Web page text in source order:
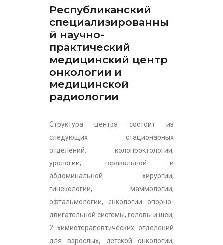
Республиканский
специализированны
й научно-
практический
медицинский центр
онкологии и
медицинской
радиологии
Структура центра состоит из
следующих стационарных
отделений: колопроктологии,
урологии, торакальной и
абдоминальной хирургии,
гинекологии, маммологии,
офтальмологии, онкологии опорно-
двигательной системы, головы и шеи,
2 химиотерапевтических отделений
для взрослых, детской онкологии,